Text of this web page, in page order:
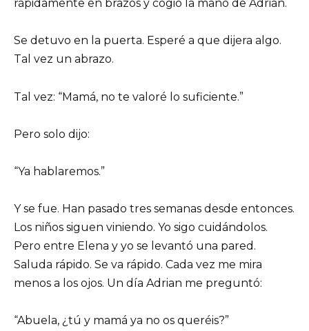
rápidamente en brazos y cogió la mano de Adrian.
Se detuvo en la puerta. Esperé a que dijera algo.
Tal vez un abrazo.
Tal vez: “Mamá, no te valoré lo suficiente.”
Pero solo dijo:
“Ya hablaremos.”
Y se fue. Han pasado tres semanas desde entonces.
Los niños siguen viniendo. Yo sigo cuidándolos.
Pero entre Elena y yo se levantó una pared.
Saluda rápido. Se va rápido. Cada vez me mira
menos a los ojos. Un día Adrian me preguntó:
“Abuela, ¿tú y mamá ya no os queréis?”